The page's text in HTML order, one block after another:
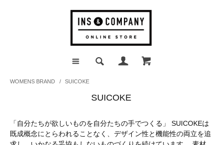
WOMENS BRAND / SUICOKE
SUICOKE
「自分たちが欲しいものを自分たちの手でつくる」 SUICOKEは
既成概念にとらわれることなく、デザイン性と機能性の両立を追